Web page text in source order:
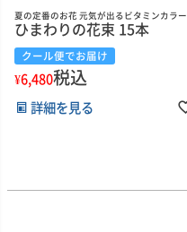
夏の定番のお花 元気が出るビタミンカラー
ひまわりの花束 15本
クール便でお届け
¥6,480税込
詳細を見る